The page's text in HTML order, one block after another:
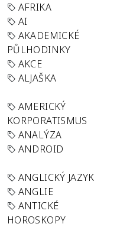
AFRIKA
AI
AKADEMICKÉ
PŮLHODINKY
AKCE
ALJAŠKA
AMERICKÝ
KORPORATISMUS
ANALÝZA
ANDROID
ANGLICKÝ JAZYK
ANGLIE
ANTICKÉ
HOROSKOPY